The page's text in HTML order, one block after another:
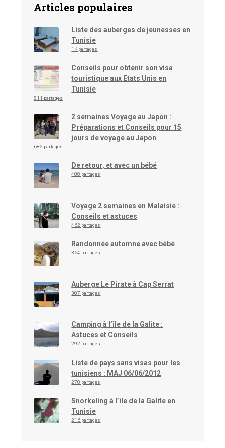
Articles populaires
Liste des auberges de jeunesses en
Tunisie
1K partages
Conseils pour obtenir son visa
touristique aux Etats Unis en
Tunisie
811 partages
2 semaines Voyage au Japon :
Préparations et Conseils pour 15
jours de voyage au Japon
682 partages
De retour, et avec un bébé
488 partages
Voyage 2 semaines en Malaisie :
Conseils et astuces
462 partages
Randonnée automne avec bébé
364 partages
Auberge Le Pirate à Cap Serrat
307 partages
Camping à l’île de la Galite :
Astuces et Conseils
292 partages
Liste de pays sans visas pour les
tunisiens : MAJ 06/06/2012
278 partages
Snorkeling à l’ile de la Galite en
Tunisie
216 partages